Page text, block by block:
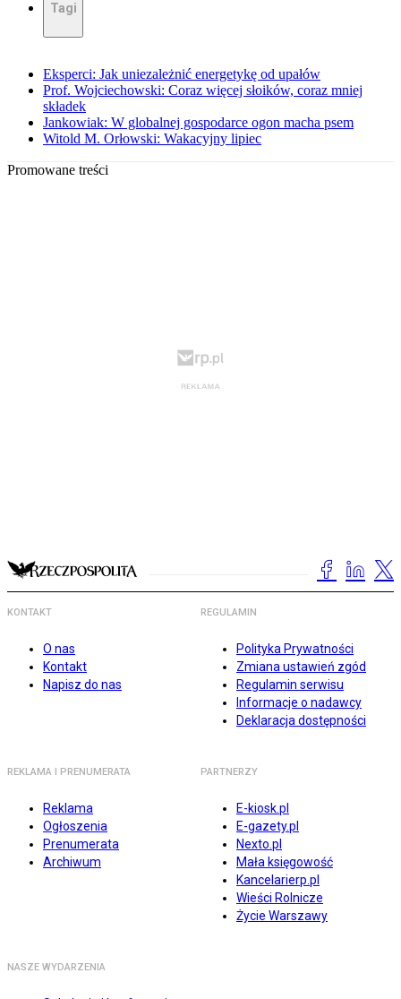
Tagi
Eksperci: Jak uniezależnić energetykę od upałów
Prof. Wojciechowski: Coraz więcej słoików, coraz mniej
składek
Jankowiak: W globalnej gospodarce ogon macha psem
Witold M. Orłowski: Wakacyjny lipiec
Promowane treści
KONTAKT
O nas
Kontakt
Napisz do nas
REGULAMIN
Polityka Prywatności
Zmiana ustawień zgód
Regulamin serwisu
Informacje o nadawcy
Deklaracja dostępności
REKLAMA I PRENUMERATA
Reklama
Ogłoszenia
Prenumerata
Archiwum
PARTNERZY
E-kiosk.pl
E-gazety.pl
Nexto.pl
Mała księgowość
Kancelarierp.pl
Wieści Rolnicze
Życie Warszawy
NASZE WYDARZENIA